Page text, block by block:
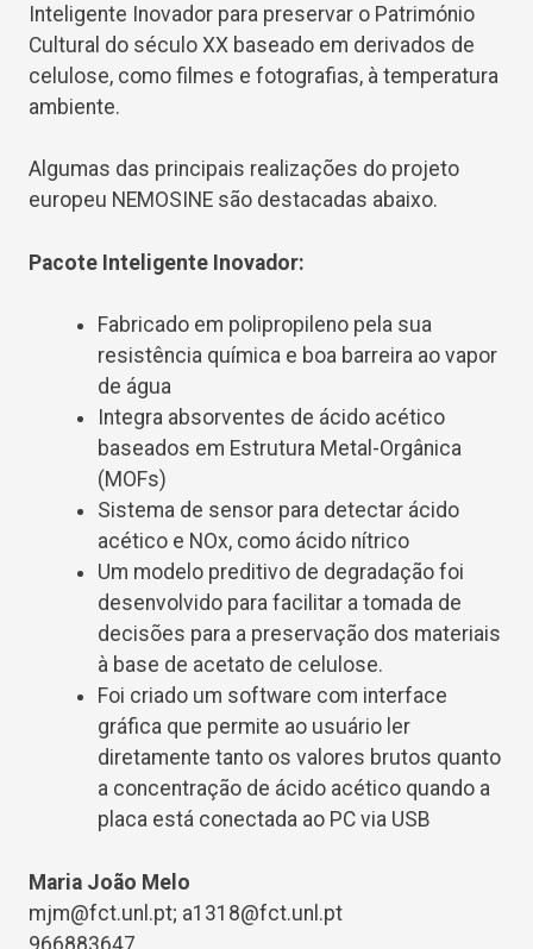
Inteligente Inovador para preservar o Património
Cultural do século XX baseado em derivados de
celulose, como filmes e fotografias, à temperatura
ambiente.
Algumas das principais realizações do projeto
europeu NEMOSINE são destacadas abaixo.
Pacote Inteligente Inovador:
Fabricado em polipropileno pela sua
resistência química e boa barreira ao vapor
de água
Integra absorventes de ácido acético
baseados em Estrutura Metal-Orgânica
(MOFs)
Sistema de sensor para detectar ácido
acético e NOx, como ácido nítrico
Um modelo preditivo de degradação foi
desenvolvido para facilitar a tomada de
decisões para a preservação dos materiais
à base de acetato de celulose.
Foi criado um software com interface
gráfica que permite ao usuário ler
diretamente tanto os valores brutos quanto
a concentração de ácido acético quando a
placa está conectada ao PC via USB
Maria João Melo
mjm@fct.unl.pt; a1318@fct.unl.pt
966883647